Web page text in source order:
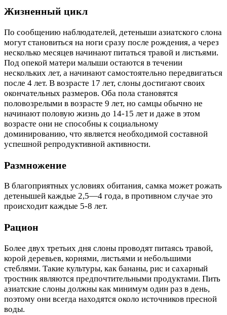
Жизненный цикл
По сообщению наблюдателей, детеныши азиатского слона
могут становиться на ноги сразу после рождения, а через
несколько месяцев начинают питаться травой и листьями.
Под опекой матери малыши остаются в течении
нескольких лет, а начинают самостоятельно передвигаться
после 4 лет. В возрасте 17 лет, слоны достигают своих
окончательных размеров. Оба пола становятся
половозрелыми в возрасте 9 лет, но самцы обычно не
начинают половую жизнь до 14-15 лет и даже в этом
возрасте они не способны к социальному
доминированию, что является необходимой составной
успешной репродуктивной активности.
Размножение
В благоприятных условиях обитания, самка может рожать
детенышей каждые 2,5—4 года, в противном случае это
происходит каждые 5-8 лет.
Рацион
Более двух третьих дня слоны проводят питаясь травой,
корой деревьев, корнями, листьями и небольшими
стеблями. Такие культуры, как бананы, рис и сахарный
тростник являются предпочтительными продуктами. Пить
азиатские слоны должны как минимум один раз в день,
поэтому они всегда находятся около источников пресной
воды.